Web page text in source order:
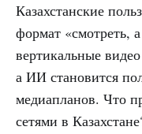
Казахстанские
формат «смотреть,
вертикальные
а ИИ становится
медиапланов. Что
сетями в